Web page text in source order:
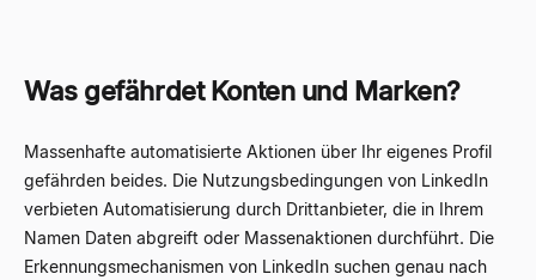
Was gefährdet Konten und Marken?
Massenhafte automatisierte Aktionen über Ihr eigenes Profil
gefährden beides. Die Nutzungsbedingungen von LinkedIn
verbieten Automatisierung durch Drittanbieter, die in Ihrem
Namen Daten abgreift oder Massenaktionen durchführt. Die
Erkennungsmechanismen von LinkedIn suchen genau nach